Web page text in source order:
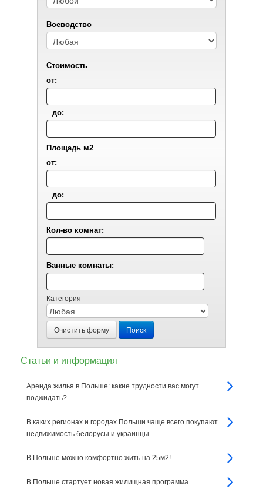
Воеводствo
Стоимость
от:
до:
Площадь м2
от:
до:
Кол-во комнат:
Ванные комнаты:
Категория
Очистить форму Поиск
Статьи и информация
Аренда жилья в Польше: какие трудности вас могут
поджидать?
В каких регионах и городах Польши чаще всего покупают
недвижимость белорусы и украинцы
В Польше можно комфортно жить на 25м2!
В Польше стартует новая жилищная программа